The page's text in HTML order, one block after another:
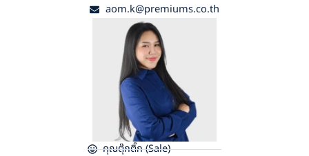
aom.k@premiums.co.th
คุณตุ๊กติ๊ก (Sale)